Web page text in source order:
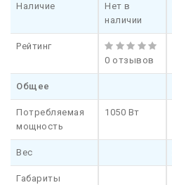
Наличие
Нет в
наличии
Рейтинг
0 отзывов
Общее
Потребляемая
мощность
1050 Вт
Вес
Габариты